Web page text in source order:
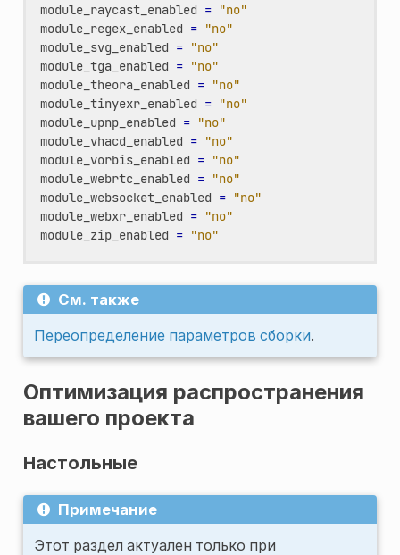
module_raycast_enabled = "no"
module_regex_enabled = "no"
module_svg_enabled = "no"
module_tga_enabled = "no"
module_theora_enabled = "no"
module_tinyexr_enabled = "no"
module_upnp_enabled = "no"
module_vhacd_enabled = "no"
module_vorbis_enabled = "no"
module_webrtc_enabled = "no"
module_websocket_enabled = "no"
module_webxr_enabled = "no"
module_zip_enabled = "no"
См. также
Переопределение параметров сборки.
Оптимизация распространения
вашего проекта
Настольные
Примечание
Этот раздел актуален только при